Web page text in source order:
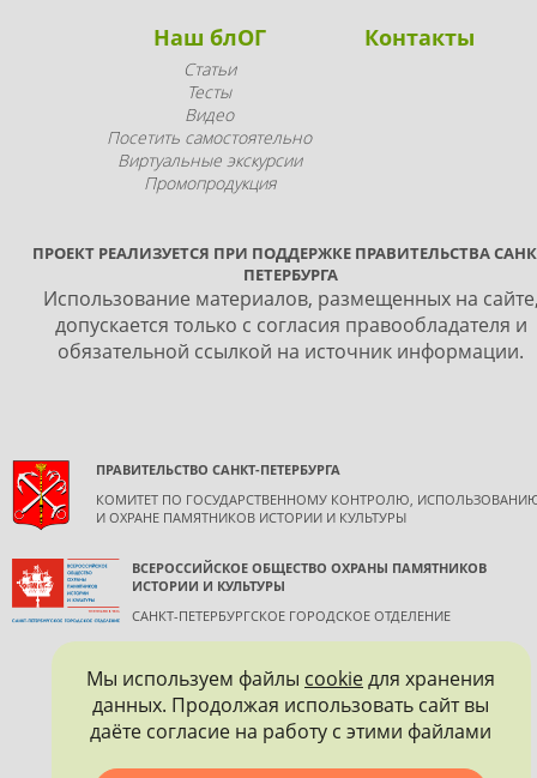
Наш блОГ
Статьи
Тесты
Видео
Посетить самостоятельно
Виртуальные экскурсии
Промопродукция
Контакты
ПРОЕКТ РЕАЛИЗУЕТСЯ ПРИ ПОДДЕРЖКЕ ПРАВИТЕЛЬСТВА
ПЕТЕРБУРГА
Использование материалов, размещенных на
допускается только с согласия правообладателя и
обязательной ссылкой на источник информации.
ПРАВИТЕЛЬСТВО САНКТ-ПЕТЕРБУРГА
КОМИТЕТ ПО ГОСУДАРСТВЕННОМУ КОНТРОЛЮ,
И ОХРАНЕ ПАМЯТНИКОВ ИСТОРИИ И КУЛЬТУРЫ
ВСЕРОССИЙСКОЕ ОБЩЕСТВО ОХРАНЫ ПАМЯТНИКОВ
ИСТОРИИ И КУЛЬТУРЫ
САНКТ-ПЕТЕРБУРГСКОЕ ГОРОДСКОЕ ОТДЕЛЕНИЕ
Мы используем файлы cookieдля хранения
данных. Продолжая использовать сайт вы
даёте согласие на работу с этими файлами